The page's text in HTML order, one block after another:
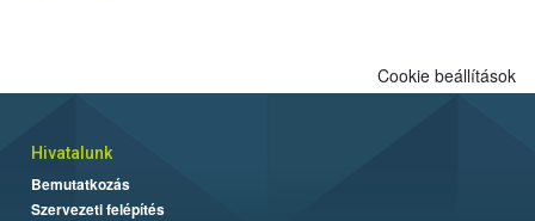
Cookie beállítások
Hivatalunk
Bemutatkozás
Szervezeti felépítés